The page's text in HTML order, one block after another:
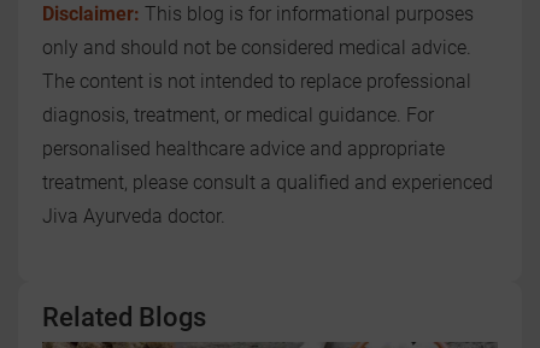
Disclaimer: This blog is for informational purposes
only and should not be considered medical advice.
The content is not intended to replace professional
diagnosis, treatment, or medical guidance. For
personalised healthcare advice and appropriate
treatment, please consult a qualified and experienced
Jiva Ayurveda doctor.
Related Blogs